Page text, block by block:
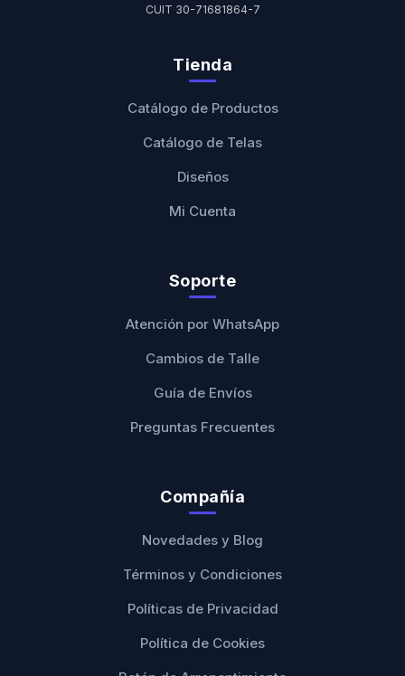
CUIT 30-71681864-7
Tienda
Catálogo de Productos
Catálogo de Telas
Diseños
Mi Cuenta
Soporte
Atención por WhatsApp
Cambios de Talle
Guía de Envíos
Preguntas Frecuentes
Compañía
Novedades y Blog
Términos y Condiciones
Políticas de Privacidad
Política de Cookies